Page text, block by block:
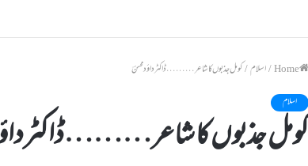
/اسلام/کومل جذبوں کا شاعر………ڈاکٹرداؤدمحسنؔ
اسلام
کومل جذبوں کا